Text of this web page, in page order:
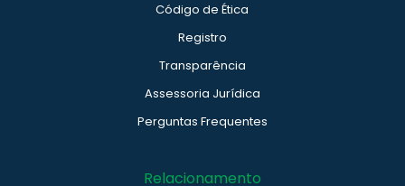
Código de Ética
Registro
Transparência
Assessoria Jurídica
Perguntas Frequentes
Relacionamento